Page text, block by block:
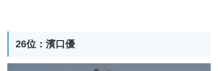
26位：濱口優